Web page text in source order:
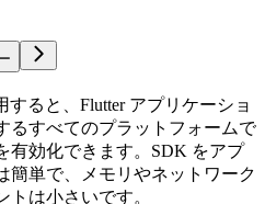
すると、Flutter アプリケーショ
るすべてのプラットフォームで
有効化できます。SDK をアプ
簡単で、メモリやネットワーク
は小さいです。